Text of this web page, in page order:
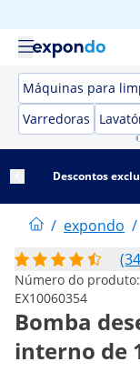
Máquinas para
Varredoras
Descontos
/ expondo /
Número do produto:
EX10060354
Bomba
interno de